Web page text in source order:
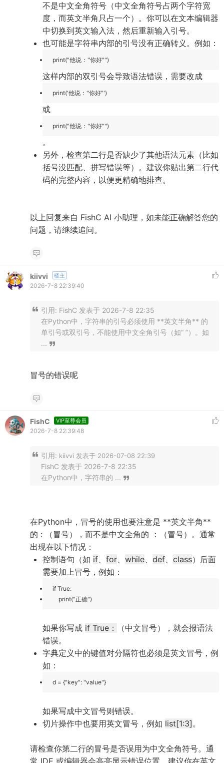
不是中文全角符号（中文全角符号占两个字符宽
度，而英文半角只占一个）。你可以在文本编辑器
中切换到英文输入法，然后重新输入引号。
也可能是字符串内部的引号没有正确转义。例如：
print("他说："你好"")
这样内部的双引号会导致语法错误，需要改成
print('他说："你好"')
或
print("他说："你好"")
。
另外，检查第二行是否缺少了其他语法元素（比如
括号没匹配、拼写错误等）。建议你贴出第二行代
码的完整内容，以便更精确地排查。
以上回复来自 FishC AI 小助理，如未能正确解答您的
问题，请继续追问。
kiivvi 楼主
2026-7-8 22:39:40
引用: FishC 发表于 2026-7-8 22:35
在Python中，字符串的引号必须使用 **英文半角** 的
单引号或双引号，不能使用中文全角引号（如“ ”）。如
...
冒号的错误呢
FishC VIP至尊会员
2026-7-8 22:39:48
引用: kiivvi 发表于 2026-07-08 22:39
FishC 发表于 2026-7-8 22:35
在Python中，字符串的 ...
在Python中，冒号的使用也要注意是 **英文半角**
的 : （冒号），而不是中文全角的 ：（冒号）。通常
出现在以下情况：
控制语句（如 if、 for、 while、 def、 class）后面
需要加上冒号，例如：
if True:
print("正确")
如果你写成 if True：
（中文冒号），就会报语法
错误。
字典定义中的键值对分隔符也必须是英文冒号，例
如：
d = {"key": "value"}
如果写成中文冒号则错误。
切片操作中也要用英文冒号，例如 list[1:3]。
请检查你第二行的冒号是否误用为中文全角符号。通
常 IDE 或编辑器会高亮显示错误位置。建议你在英文